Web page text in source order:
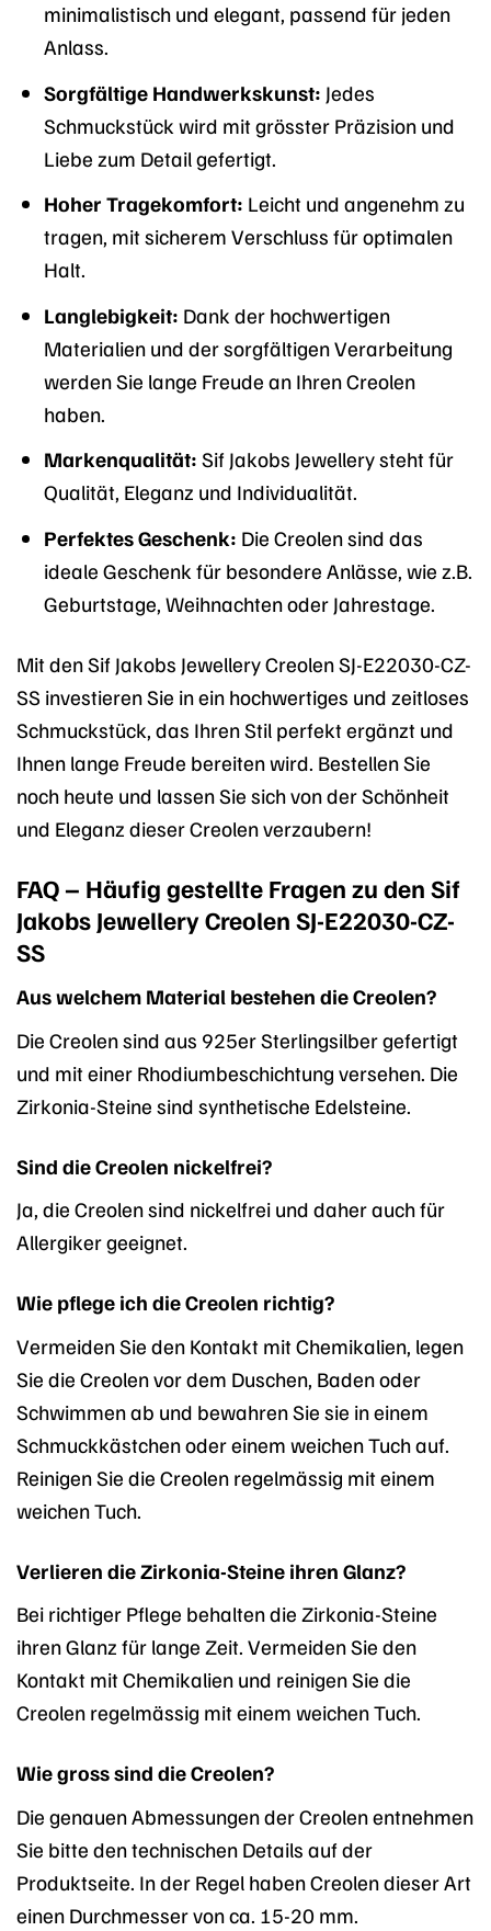
minimalistisch und elegant, passend für jeden
Anlass.
Sorgfältige Handwerkskunst: Jedes
Schmuckstück wird mit grösster Präzision und
Liebe zum Detail gefertigt.
Hoher Tragekomfort: Leicht und angenehm zu
tragen, mit sicherem Verschluss für optimalen
Halt.
Langlebigkeit: Dank der hochwertigen
Materialien und der sorgfältigen Verarbeitung
werden Sie lange Freude an Ihren Creolen
haben.
Markenqualität: Sif Jakobs Jewellery steht für
Qualität, Eleganz und Individualität.
Perfektes Geschenk: Die Creolen sind das
ideale Geschenk für besondere Anlässe, wie z.B.
Geburtstage, Weihnachten oder Jahrestage.
Mit den Sif Jakobs Jewellery Creolen SJ-E22030-CZ-
SS investieren Sie in ein hochwertiges und zeitloses
Schmuckstück, das Ihren Stil perfekt ergänzt und
Ihnen lange Freude bereiten wird. Bestellen Sie
noch heute und lassen Sie sich von der Schönheit
und Eleganz dieser Creolen verzaubern!
FAQ – Häufig gestellte Fragen zu den Sif
Jakobs Jewellery Creolen SJ-E22030-CZ-
SS
Aus welchem Material bestehen die Creolen?
Die Creolen sind aus 925er Sterlingsilber gefertigt
und mit einer Rhodiumbeschichtung versehen. Die
Zirkonia-Steine sind synthetische Edelsteine.
Sind die Creolen nickelfrei?
Ja, die Creolen sind nickelfrei und daher auch für
Allergiker geeignet.
Wie pflege ich die Creolen richtig?
Vermeiden Sie den Kontakt mit Chemikalien, legen
Sie die Creolen vor dem Duschen, Baden oder
Schwimmen ab und bewahren Sie sie in einem
Schmuckkästchen oder einem weichen Tuch auf.
Reinigen Sie die Creolen regelmässig mit einem
weichen Tuch.
Verlieren die Zirkonia-Steine ihren Glanz?
Bei richtiger Pflege behalten die Zirkonia-Steine
ihren Glanz für lange Zeit. Vermeiden Sie den
Kontakt mit Chemikalien und reinigen Sie die
Creolen regelmässig mit einem weichen Tuch.
Wie gross sind die Creolen?
Die genauen Abmessungen der Creolen entnehmen
Sie bitte den technischen Details auf der
Produktseite. In der Regel haben Creolen dieser Art
einen Durchmesser von ca. 15-20 mm.